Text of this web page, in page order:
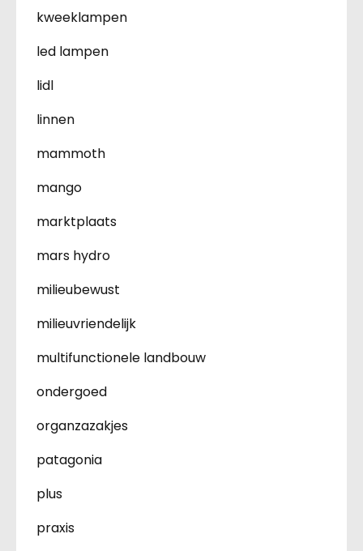
kweeklampen
led lampen
lidl
linnen
mammoth
mango
marktplaats
mars hydro
milieubewust
milieuvriendelijk
multifunctionele landbouw
ondergoed
organzazakjes
patagonia
plus
praxis